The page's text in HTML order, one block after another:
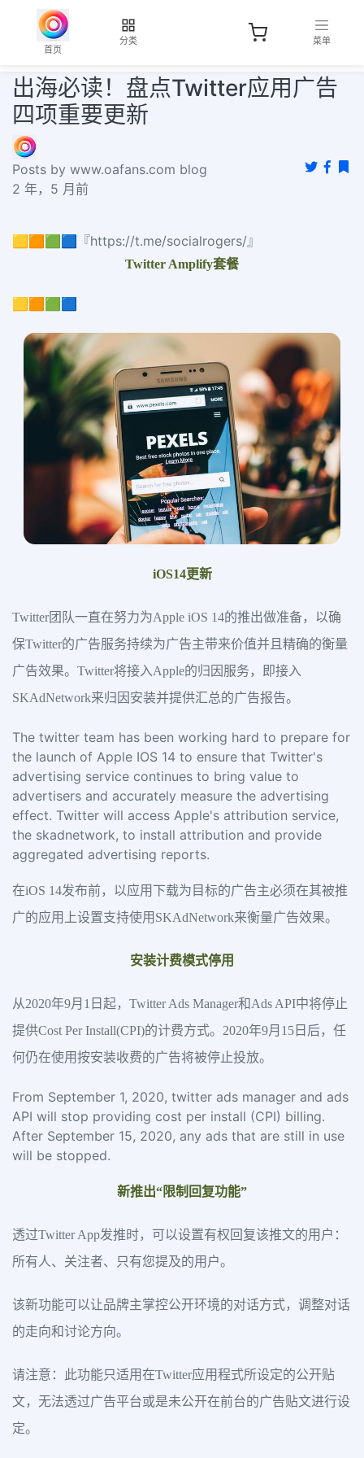
首页
分类 菜单
出海必读！盘点Twitter应用广告
四项重要更新
Posts by www.oafans.com blog
2 年，5 月前
🟨🟧🟩🟦『https://t.me/socialrogers/』
Twitter Amplify套餐
🟨🟧🟩🟦
iOS14更新
Twitter团队一直在努力为Apple iOS 14的推出做准备，以确
保Twitter的广告服务持续为广告主带来价值并且精确的衡量
广告效果。Twitter将接入Apple的归因服务，即接入
SKAdNetwork来归因安装并提供汇总的广告报告。
The twitter team has been working hard to prepare for
the launch of Apple IOS 14 to ensure that Twitter's
advertising service continues to bring value to
advertisers and accurately measure the advertising
effect. Twitter will access Apple's attribution service,
the skadnetwork, to install attribution and provide
aggregated advertising reports.
在iOS 14发布前，以应用下载为目标的广告主必须在其被推
广的应用上设置支持使用SKAdNetwork来衡量广告效果。
安装计费模式停用
从2020年9月1日起，Twitter Ads Manager和Ads API中将停止
提供Cost Per Install(CPI)的计费方式。2020年9月15日后，任
何仍在使用按安装收费的广告将被停止投放。
From September 1, 2020, twitter ads manager and ads
API will stop providing cost per install (CPI) billing.
After September 15, 2020, any ads that are still in use
will be stopped.
新推出“限制回复功能”
透过Twitter App发推时，可以设置有权回复该推文的用户：
所有人、关注者、只有您提及的用户。
该新功能可以让品牌主掌控公开环境的对话方式，调整对话
的走向和讨论方向。
请注意：此功能只适用在Twitter应用程式所设定的公开贴
文，无法透过广告平台或是未公开在前台的广告贴文进行设
定。